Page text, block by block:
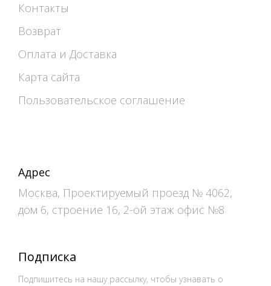
Контакты
Возврат
Оплата и Доставка
Карта сайта
Пользовательское соглашение
Адрес
Москва, Проектируемый проезд № 4062,
дом 6, строение 16, 2-ой этаж офис №8
Подписка
Подпишитесь на нашу рассылку, чтобы узнавать о